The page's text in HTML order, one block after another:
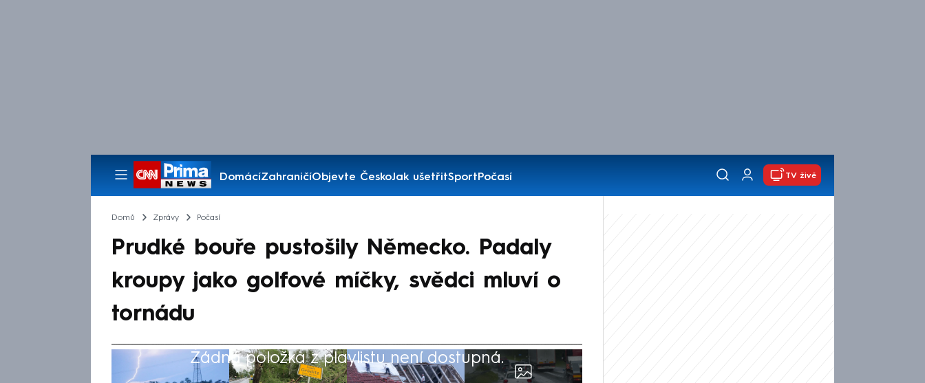
DomácíZahraničíObjevte ČeskoJak ušetřitSportPočasí
Pořady
TV živě
Domů Zprávy Počasí
Prudké bouře pustošily Německo. Padaly
kroupy jako golfové míčky, svědci mluví o
tornádu
Žádná položka z playlistu není dostupná.